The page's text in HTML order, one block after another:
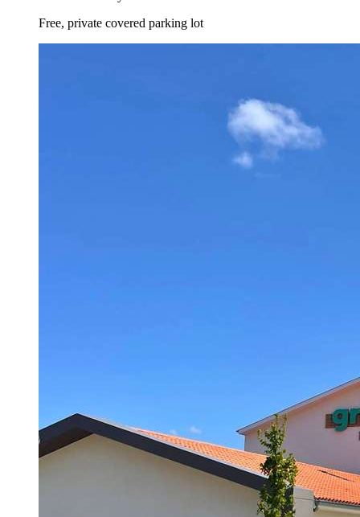
Free, private covered parking lot